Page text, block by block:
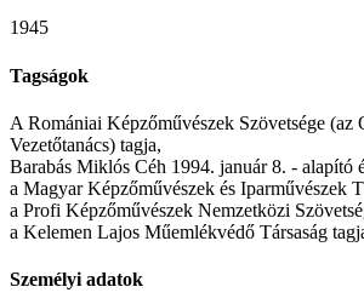
1945
Tagságok
A Romániai Képzőművészek Szövetsége (az
Vezetőtanács) tagja,
Barabás Miklós Céh 1994. január 8. - alapító
a Magyar Képzőművészek és Iparművészek
a Profi Képzőművészek Nemzetközi
a Kelemen Lajos Műemlékvédő Társaság
Személyi adatok